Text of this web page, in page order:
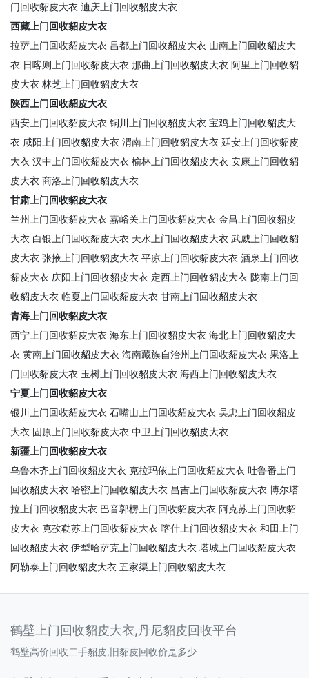
门回收貂皮大衣 迪庆上门回收貂皮大衣
西藏上门回收貂皮大衣
拉萨上门回收貂皮大衣 昌都上门回收貂皮大衣 山南上门回收貂皮大
衣 日喀则上门回收貂皮大衣 那曲上门回收貂皮大衣 阿里上门回收貂
皮大衣 林芝上门回收貂皮大衣
陕西上门回收貂皮大衣
西安上门回收貂皮大衣 铜川上门回收貂皮大衣 宝鸡上门回收貂皮大
衣 咸阳上门回收貂皮大衣 渭南上门回收貂皮大衣 延安上门回收貂皮
大衣 汉中上门回收貂皮大衣 榆林上门回收貂皮大衣 安康上门回收貂
皮大衣 商洛上门回收貂皮大衣
甘肃上门回收貂皮大衣
兰州上门回收貂皮大衣 嘉峪关上门回收貂皮大衣 金昌上门回收貂皮
大衣 白银上门回收貂皮大衣 天水上门回收貂皮大衣 武威上门回收貂
皮大衣 张掖上门回收貂皮大衣 平凉上门回收貂皮大衣 酒泉上门回收
貂皮大衣 庆阳上门回收貂皮大衣 定西上门回收貂皮大衣 陇南上门回
收貂皮大衣 临夏上门回收貂皮大衣 甘南上门回收貂皮大衣
青海上门回收貂皮大衣
西宁上门回收貂皮大衣 海东上门回收貂皮大衣 海北上门回收貂皮大
衣 黄南上门回收貂皮大衣 海南藏族自治州上门回收貂皮大衣 果洛上
门回收貂皮大衣 玉树上门回收貂皮大衣 海西上门回收貂皮大衣
宁夏上门回收貂皮大衣
银川上门回收貂皮大衣 石嘴山上门回收貂皮大衣 吴忠上门回收貂皮
大衣 固原上门回收貂皮大衣 中卫上门回收貂皮大衣
新疆上门回收貂皮大衣
乌鲁木齐上门回收貂皮大衣 克拉玛依上门回收貂皮大衣 吐鲁番上门
回收貂皮大衣 哈密上门回收貂皮大衣 昌吉上门回收貂皮大衣 博尔塔
拉上门回收貂皮大衣 巴音郭楞上门回收貂皮大衣 阿克苏上门回收貂
皮大衣 克孜勒苏上门回收貂皮大衣 喀什上门回收貂皮大衣 和田上门
回收貂皮大衣 伊犁哈萨克上门回收貂皮大衣 塔城上门回收貂皮大衣
阿勒泰上门回收貂皮大衣 五家渠上门回收貂皮大衣
鹤壁上门回收貂皮大衣,丹尼貂皮回收平台
鹤壁高价回收二手貂皮,旧貂皮回收价是多少